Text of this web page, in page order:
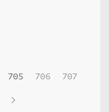
705 706
707